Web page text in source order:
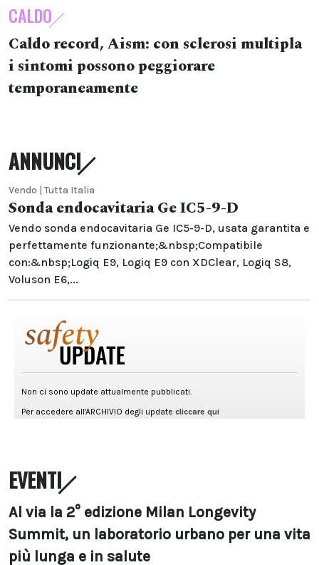
CALDO
Caldo record, Aism: con sclerosi multipla
i sintomi possono peggiorare
temporaneamente
ANNUNCI
Vendo | Tutta Italia
Sonda endocavitaria Ge IC5-9-D
Vendo sonda endocavitaria Ge IC5-9-D, usata garantita e
perfettamente funzionante;&nbsp;Compatibile
con:&nbsp;Logiq E9, Logiq E9 con XDClear, Logiq S8,
Voluson E6,...
EVENTI
Al via la 2° edizione Milan Longevity
Summit, un laboratorio urbano per una vita
più lunga e in salute